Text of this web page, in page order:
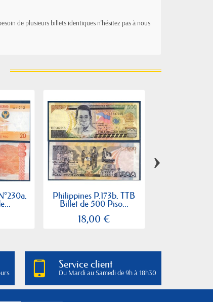
de plusieurs billets identiques n'hésitez pas à nous
Philippines P.173b, TTB
Billet de 500 Piso...
18,00 €
›
Service client
Du Mardi au Samedi de 9h à 18h30